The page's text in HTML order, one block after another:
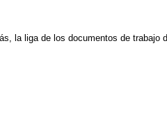
la liga de los documentos de trabajo